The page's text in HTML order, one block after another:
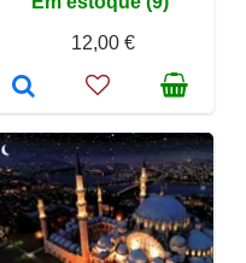
12,00 €